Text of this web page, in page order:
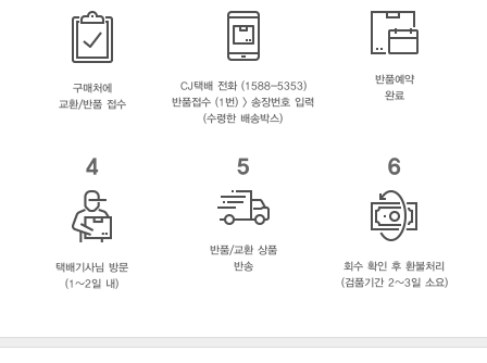
구매처에
교환/반품 접수
CJ택배 전화 (1588-5353)
반품접수 (1번) > 송장번호 입력
(수령한 배송박스)
반품예약
완료
4
택배기사님 방문
(1~2일 내)
5
반품/교환 상품
반송
6
회수 확인 후 환불처리
(검품기간 2~3일 소요)